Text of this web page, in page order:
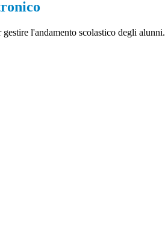
l'andamento scolastico degli alunni.